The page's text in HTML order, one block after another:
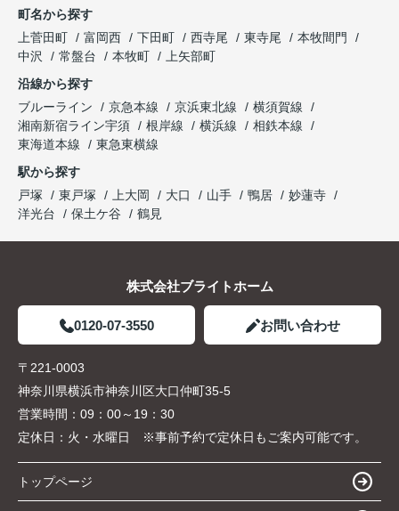
町名から探す
上菅田町
富岡西 下田町 西寺尾 東寺尾
本牧間門
中沢
常盤台 本牧町
上矢部町
沿線から探す
ブルーライン
京急本線 京浜東北線
横須賀線
湘南新宿ライン宇須
根岸線 横浜線
相鉄本線
東海道本線
東急東横線
駅から探す
戸塚
東戸塚 上大岡 大口 山手 鴨居
妙蓮寺
洋光台
保土ケ谷 鶴見
株式会社ブライトホーム
0120-07-3550 お問い合わせ
〒221-0003
神奈川県横浜市神奈川区大口仲町35-5
営業時間： 09：00～19：30
定休日： 火・水曜日 ※事前予約で定休日もご案内可能です。
トップページ